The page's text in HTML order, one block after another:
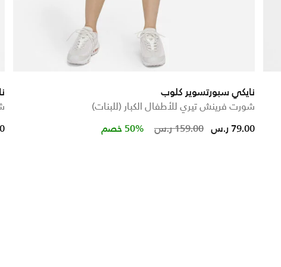
نايكي سبورتسوير كلوب
شورت فرينش تيري للأطفال الكبار (للبنات)
Price reduced from159.00 ر.س to79.00 ر.س 50% خصم
from